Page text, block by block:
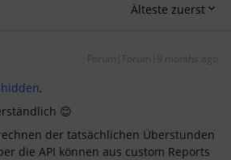
Älteste zuerst
Forum|Forum|9 months ago
,
😊
der tatsächlichen Überstunden
die API können aus custom Reports